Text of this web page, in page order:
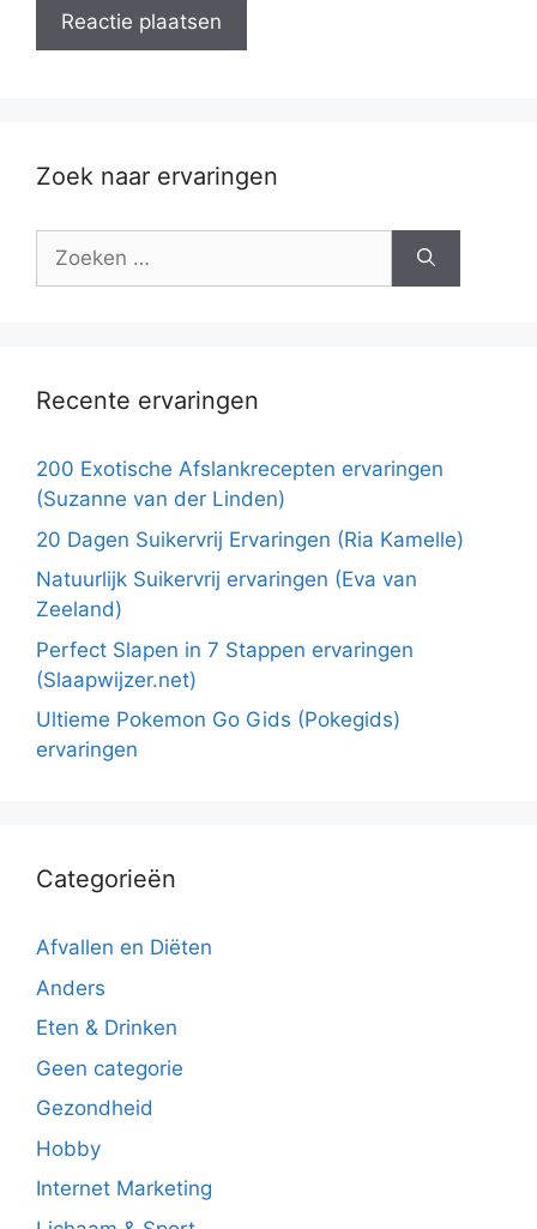
Zoek naar ervaringen
Zoek
Recente ervaringen
200 Exotische Afslankrecepten ervaringen
(Suzanne van der Linden)
20 Dagen Suikervrij Ervaringen (Ria Kamelle)
Natuurlijk Suikervrij ervaringen (Eva van
Zeeland)
Perfect Slapen in 7 Stappen ervaringen
(Slaapwijzer.net)
Ultieme Pokemon Go Gids (Pokegids)
ervaringen
Categorieën
Afvallen en Diëten
Anders
Eten & Drinken
Geen categorie
Gezondheid
Hobby
Internet Marketing